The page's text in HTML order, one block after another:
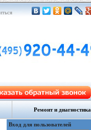
Ремонт и диагностика
Вход для пользователей